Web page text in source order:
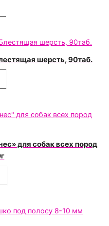
шерсть, 90таб.
для собак всех пород